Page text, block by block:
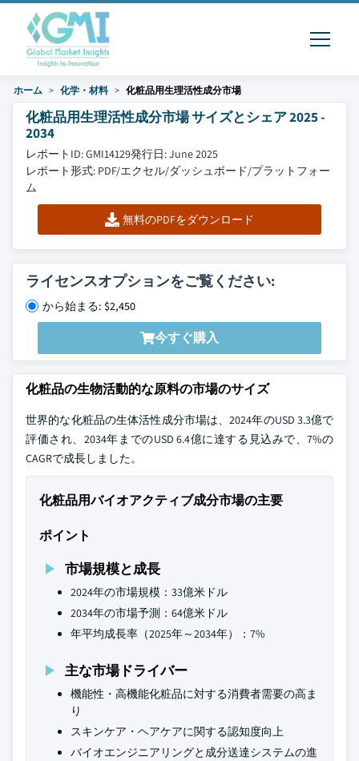
ホーム 化学・材料 化粧品用生理活性成分市場
化粧品用生理活性成分市場 サイズとシェア 2025 -
2034
レポートID: GMI14129発行日: June 2025
レポート形式: PDF/エクセル/ダッシュボード/プラットフォー
ム
無料のPDFをダウンロード
ライセンスオプションをご覧ください:
から始まる: $2,450
今すぐ購入
化粧品の生物活動的な原料の市場のサイズ
世界的な化粧品の生体活性成分市場は、2024年のUSD 3.3億で
評価され、2034年までのUSD 6.4億に達する見込みで、7%の
CAGRで成長しました。
化粧品用バイオアクティブ成分市場の主要
ポイント
市場規模と成長
2024年の市場規模：33億米ドル
2034年の市場予測：64億米ドル
年平均成長率（2025年～2034年）：7%
主な市場ドライバー
機能性・高機能化粧品に対する消費者需要の高ま
り
スキンケア・ヘアケアに関する認知度向上
バイオエンジニアリングと成分送達システムの進